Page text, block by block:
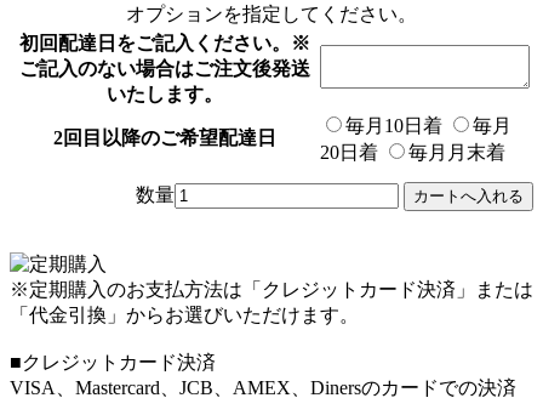
オプションを指定してください。
初回配達日をご記入ください。※
ご記入のない場合はご注文後発送
いたします。
2回目以降のご希望配達日
毎月10日着
毎月
20日着
毎月月末着
数量
※定期購入のお支払方法は「クレジットカード決済」または
「代金引換」からお選びいただけます。
■クレジットカード決済
VISA、Mastercard、JCB、AMEX、Dinersのカードでの決済